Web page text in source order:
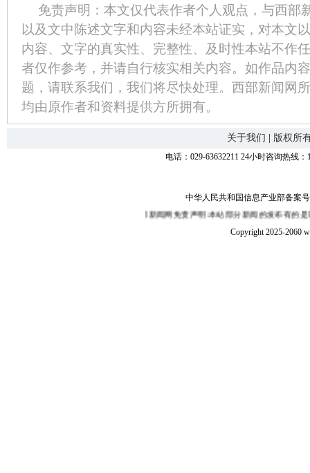
免责声明：本文仅代表作者个人观点，与西部
以及文中陈述文字和内容未经本站证实，对本文
内容、文字的真实性、完整性、及时性本站不作
者仅作参考，并请自行核实相关内容。如作品内
题，请联系我们，我们将尽快处理。西部新闻网
均由原作者和资料提供方所拥有。
关于我们 版权所
电话：029-63632211 24小时咨询热线
中华人民共和国信息产业部备案
西部新闻网免责声明:本站部分新闻的发布有的是转载
Copyright 2025-2060